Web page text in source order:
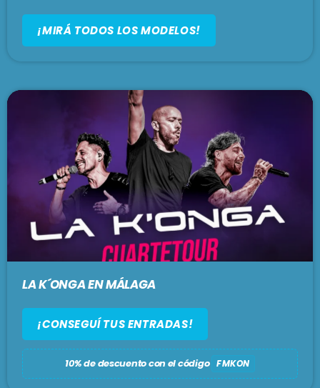
BRUNCH
1:00 pm - 3:00 pm
3:00 pm - 5:00 pm
MAR REVUELTO
5:00 pm - 7:00 pm
¡MIRÁ TODOS LOS MODELOS!
LA K´ONGA EN MÁLAGA
¡CONSEGUÍ TUS ENTRADAS!
10% de descuento con el código FMKON